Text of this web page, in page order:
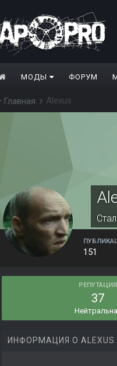
МОДЫ ФОРУМ
Главная Alexus
151
РЕПУТАЦИЯ
37
ИНФОРМАЦИЯ О ALEXUS